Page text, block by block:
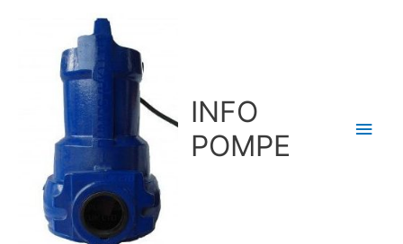
INFO
POMPE